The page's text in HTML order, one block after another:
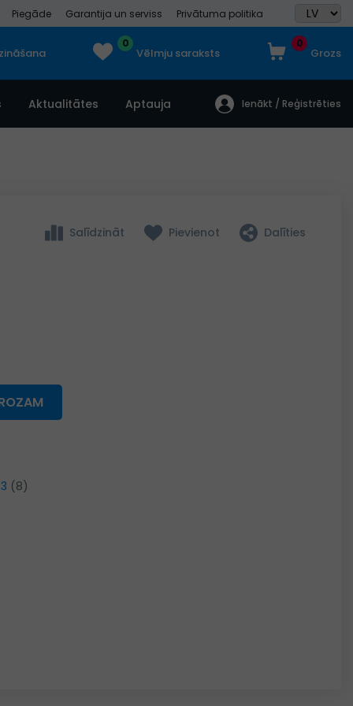
Piegāde Garantija un serviss Privātuma politika
0
Vēlmju saraksts
0
Grozs
Aktualitātes Aptauja Ienākt / Reģistrēties
Salīdzināt Pievienot Dalīties
(8)